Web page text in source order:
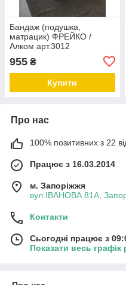
Бандаж (подушка,
матрацик) ФРЕЙКО /
Алком арт.3012
955 ₴
Купити
Про нас
100% позитивних з 22
Працює з 16.03.2014
м. Запоріжжя
вул.ІВАНОВА 81А,
Контакти
Сьогодні працює з
Показати весь графік